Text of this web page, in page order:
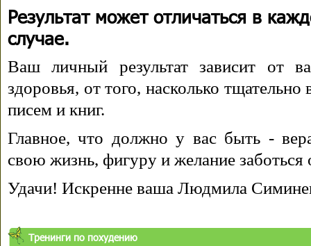
Результат может отличаться в
случае.
Ваш личный результат зависит от
здоровья, от того, насколько
писем и книг.
Главное, что должно у вас быть -
свою жизнь, фигуру и желание заботься
Удачи! Искренне ваша Людмила
Тренинги по похудению